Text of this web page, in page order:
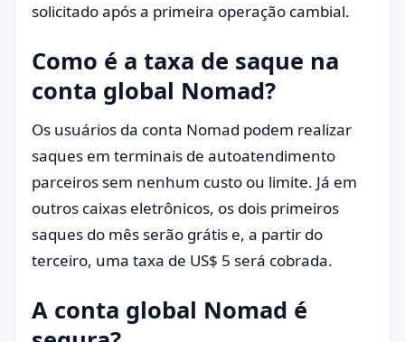
solicitado após a primeira operação cambial.
Como é a taxa de saque na
conta global Nomad?
Os usuários da conta Nomad podem realizar
saques em terminais de autoatendimento
parceiros sem nenhum custo ou limite. Já em
outros caixas eletrônicos, os dois primeiros
saques do mês serão grátis e, a partir do
terceiro, uma taxa de US$ 5 será cobrada.
A conta global Nomad é